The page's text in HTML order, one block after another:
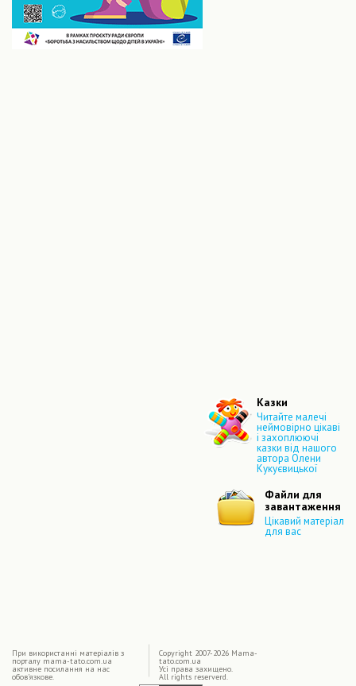
Казки
Читайте малечі
неймовірно цікаві
і захоплюючі
казки від нашого
автора Олени
Кукуєвицької
Файли для
завантаження
Цікавий матеріал
для вас
При використаннi матерiалiв з
порталу mama-tato.com.ua
активне посилання на нас
обов'язкове.
Copyright 2007-2026 Mama-
tato.com.ua
Усі права захищено.
All rights reserverd.